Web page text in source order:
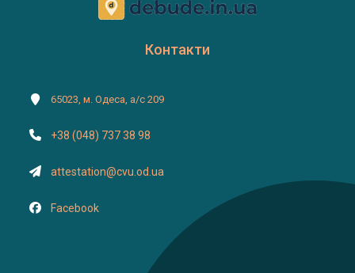
Контакти
65023, м. Одеса, а/с 209
+38 (048) 737 38 98
attestation@cvu.od.ua
Facebook